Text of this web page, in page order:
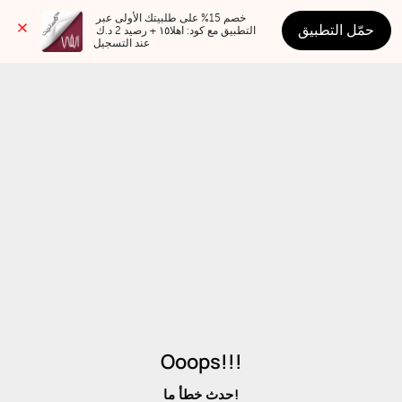
عند التسجيل
حمّل التطبيق
Ooops!!!
حدث خطأ ما!